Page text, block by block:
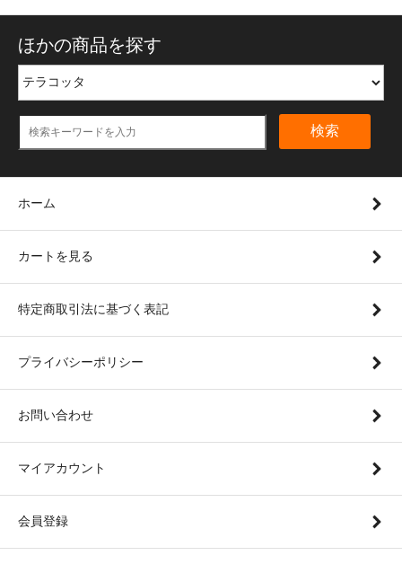
ほかの商品を探す
検索
ホーム
カートを見る
特定商取引法に基づく表記
プライバシーポリシー
お問い合わせ
マイアカウント
会員登録